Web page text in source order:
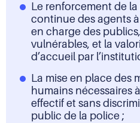
Le renforcement de
continue des agents
en charge des
vulnérables, et la
d’accueil par
La mise en place des
humains nécessaires
effectif et sans
public de la police ;